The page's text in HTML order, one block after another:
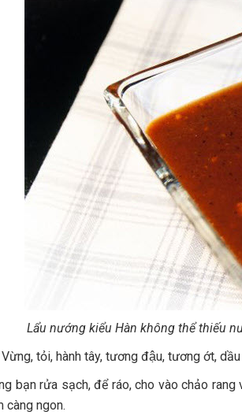
Lẩu nướng kiểu Hàn không thể thiếu
Vừng, tỏi, hành tây, tương đậu, tương ớt,
bạn rửa sạch, để ráo, cho vào chảo
càng ngon.